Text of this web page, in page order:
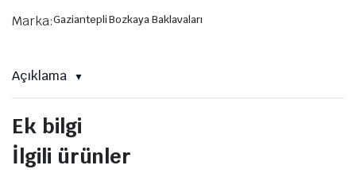
Marka:Gaziantepli Bozkaya Baklavaları
Açıklama
Ek bilgi
İlgili ürünler